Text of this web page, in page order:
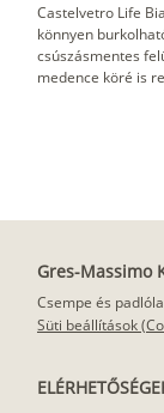
Castelvetro Life
könnyen
csúszásmentes
medence köré is
Gres-Massimo
Csempe és
Süti beállítások